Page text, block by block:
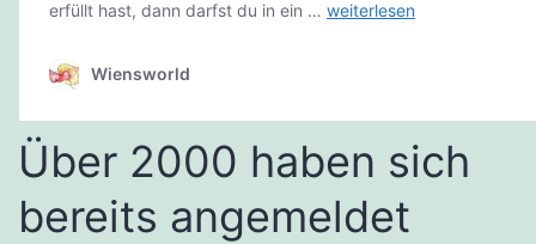
Über 2000 haben sich
bereits angemeldet